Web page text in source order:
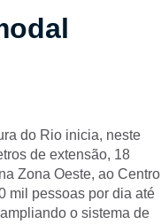
do Rio inicia, neste
de extensão, 18
Zona Oeste, ao Centro
mil pessoas por dia até
o sistema de